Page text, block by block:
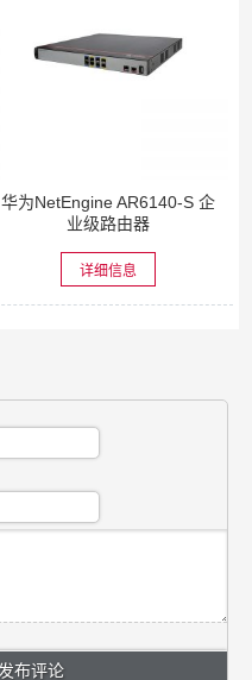
华为NetEngine AR6140-S 企
业级路由器
详细信息